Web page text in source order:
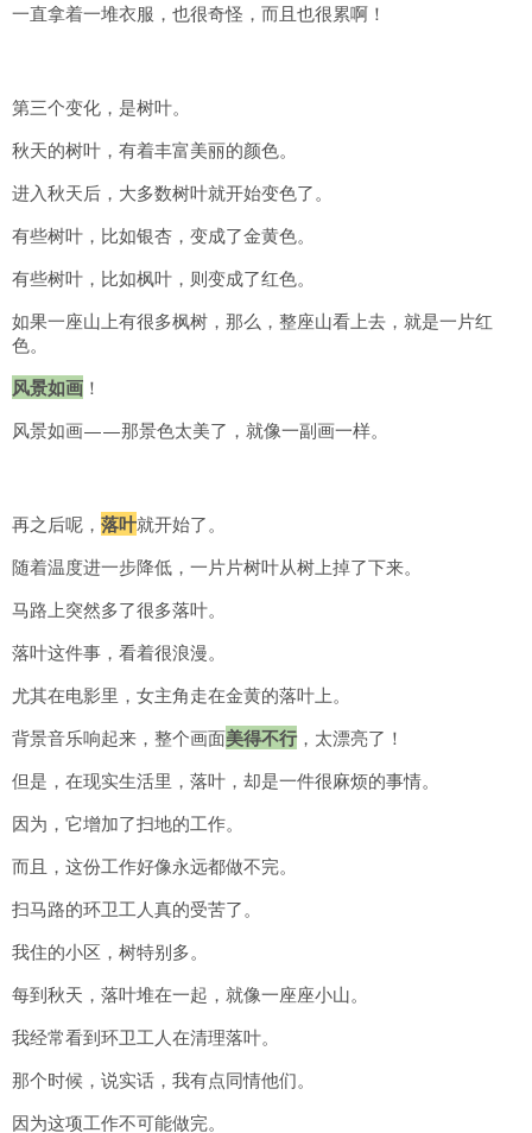
一直拿着一堆衣服，也很奇怪，而且也很累啊！
第三个变化，是树叶。
秋天的树叶，有着丰富美丽的颜色。
进入秋天后，大多数树叶就开始变色了。
有些树叶，比如银杏，变成了金黄色。
有些树叶，比如枫叶，则变成了红色。
如果一座山上有很多枫树，那么，整座山看上去，就是一片红
色。
风景如画 ！
风景如画——那景色太美了，就像一副画一样。
再之后呢， 落叶就开始了。
随着温度进一步降低，一片片树叶从树上掉了下来。
马路上突然多了很多落叶。
落叶这件事，看着很浪漫。
尤其在电影里，女主角走在金黄的落叶上。
背景音乐响起来，整个画面美得不行，太漂亮了！
但是，在现实生活里，落叶，却是一件很麻烦的事情。
因为，它增加了扫地的工作。
而且，这份工作好像永远都做不完。
扫马路的环卫工人真的受苦了。
我住的小区，树特别多。
每到秋天，落叶堆在一起，就像一座座小山。
我经常看到环卫工人在清理落叶。
那个时候，说实话，我有点同情他们。
因为这项工作不可能做完。